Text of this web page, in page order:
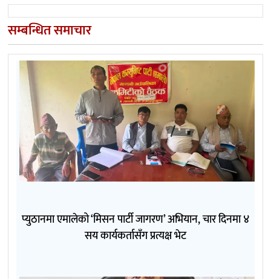
सम्बन्धित समाचार
प्युठानमा एमालेको ‘मिसन पार्टी जागरण’ अभियान, चार दिनमा ४
सय कार्यकर्तासँग प्रत्यक्ष भेट